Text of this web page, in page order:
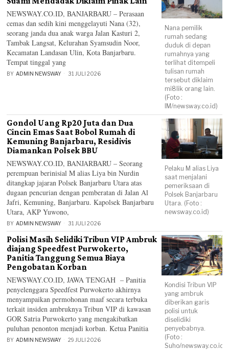
Nana pemilik
rumah sedang
duduk di depan
rumahnya yang
terlihat ditempeli
tulisan rumah
tersebut diklaim
mi8lik orang lain.
(Foto :
IM/newsway.co.id)
NEWSWAY.CO.ID, BANJARBARU – Perasaan
cemas dan sedih kini menggelayuti Nana (32),
seorang janda dua anak warga Jalan Kasturi 2,
Tambak Langsat, Kelurahan Syamsudin Noor,
Kecamatan Landasan Ulin, Kota Banjarbaru.
Tempat tinggal yang
BY ADMIN NEWSWAY 31 JULI 2026
Pelaku M alias Liya
saat menjalani
pemeriksaan di
Polsek Banjarbaru
Utara. (Foto :
newsway.co.id)
Gondol Uang Rp20 Juta dan Dua
Cincin Emas Saat Bobol Rumah di
Kemuning Banjarbaru, Residivis
Diamankan Polsek BBU
NEWSWAY.CO.ID, BANJARBARU – Seorang
perempuan berinisial M alias Liya bin Nurdin
ditangkap jajaran Polsek Banjarbaru Utara atas
dugaan pencurian dengan pemberatan di Jalan Al
Jafri, Kemuning, Banjarbaru. Kapolsek Banjarbaru
Utara, AKP Yuwono,
BY ADMIN NEWSWAY 31 JULI 2026
Kondisi Tribun VIP
yang ambruk
diberikan garis
polisi untuk
diselidiki
penyebabnya.
(Foto :
Suho/newsway.co.id)
Polisi Masih Selidiki Tribun VIP Ambruk
diajang Speedfest Purwokerto,
Panitia Tanggung Semua Biaya
Pengobatan Korban
NEWSWAY.CO.ID, JAWA TENGAH – Panitia
penyelenggara Speedfest Purwokerto akhirnya
menyampaikan permohonan maaf secara terbuka
terkait insiden ambruknya Tribun VIP di kawasan
GOR Satria Purwokerto yang mengakibatkan
puluhan penonton menjadi korban. Ketua Panitia
BY ADMIN NEWSWAY 29 JULI 2026